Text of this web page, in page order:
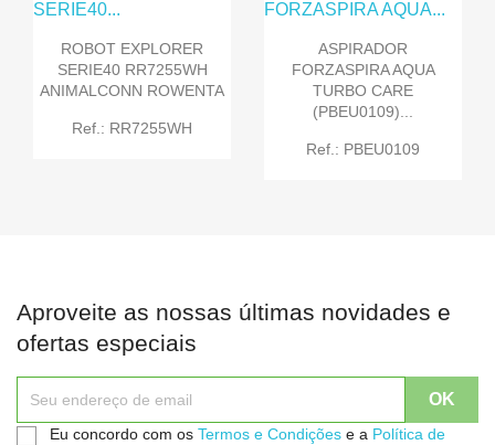
ROBOT EXPLORER
SERIE40 RR7255WH
ANIMALCONN ROWENTA
Ref.: RR7255WH
ASPIRADOR
FORZASPIRA AQUA
TURBO CARE
(PBEU0109)...
Ref.: PBEU0109
Aproveite as nossas últimas novidades e
ofertas especiais
Eu concordo com os Termos e Condições e a Política de